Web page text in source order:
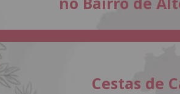
Cestas de